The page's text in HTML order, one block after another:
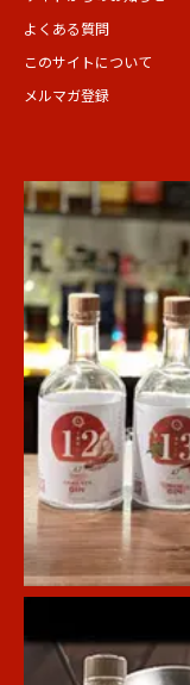
よくある質問
このサイトについて
メルマガ登録